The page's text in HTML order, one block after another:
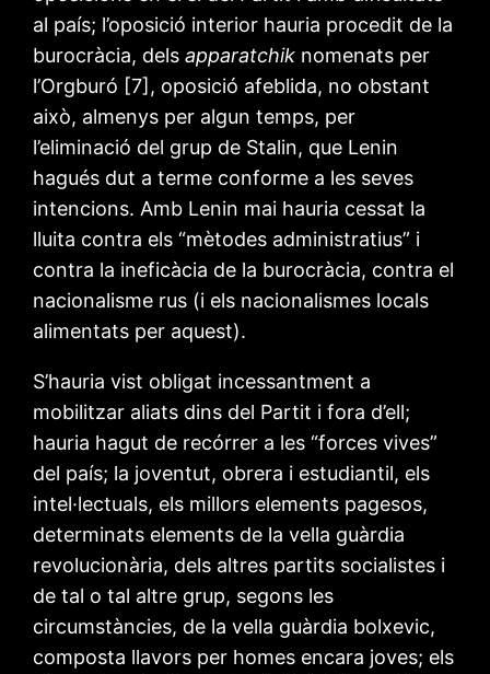
al país; l’oposició interior hauria procedit de la
burocràcia, delsapparatchik nomenats per
l’Orgburó [7], oposició afeblida, no obstant
això, almenys per algun temps, per
l’eliminació del grup de Stalin, que Lenin
hagués dut a terme conforme a les seves
intencions. Amb Lenin mai hauria cessat la
lluita contra els “mètodes administratius” i
contra la ineficàcia de la burocràcia, contra el
nacionalisme rus (i els nacionalismes locals
alimentats per aquest).
S’hauria vist obligat incessantment a
mobilitzar aliats dins del Partit i fora d’ell;
hauria hagut de recórrer a les “forces vives”
del país; la joventut, obrera i estudiantil, els
intel·lectuals, els millors elements pagesos,
determinats elements de la vella guàrdia
revolucionària, dels altres partits socialistes i
de tal o tal altre grup, segons les
circumstàncies, de la vella guàrdia bolxevic,
composta llavors per homes encara joves; els